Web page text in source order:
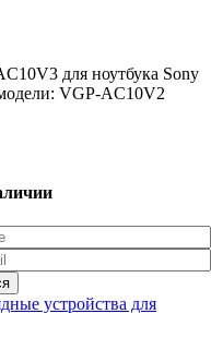
для ноутбука Sony
VGP-AC10V2
устройства для